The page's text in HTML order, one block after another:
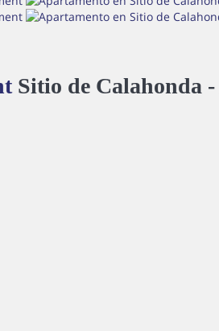
Sitio de Calahonda -